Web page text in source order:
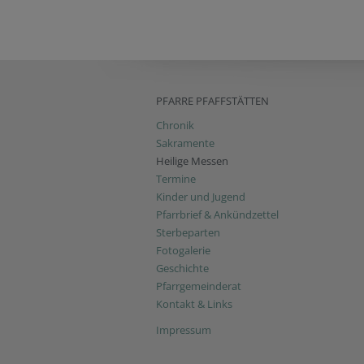
PFARRE PFAFFSTÄTTEN
Chronik
Sakramente
Heilige Messen
Termine
Kinder und Jugend
Pfarrbrief & Ankündzettel
Sterbeparten
Fotogalerie
Geschichte
Pfarrgemeinderat
Kontakt & Links
Impressum